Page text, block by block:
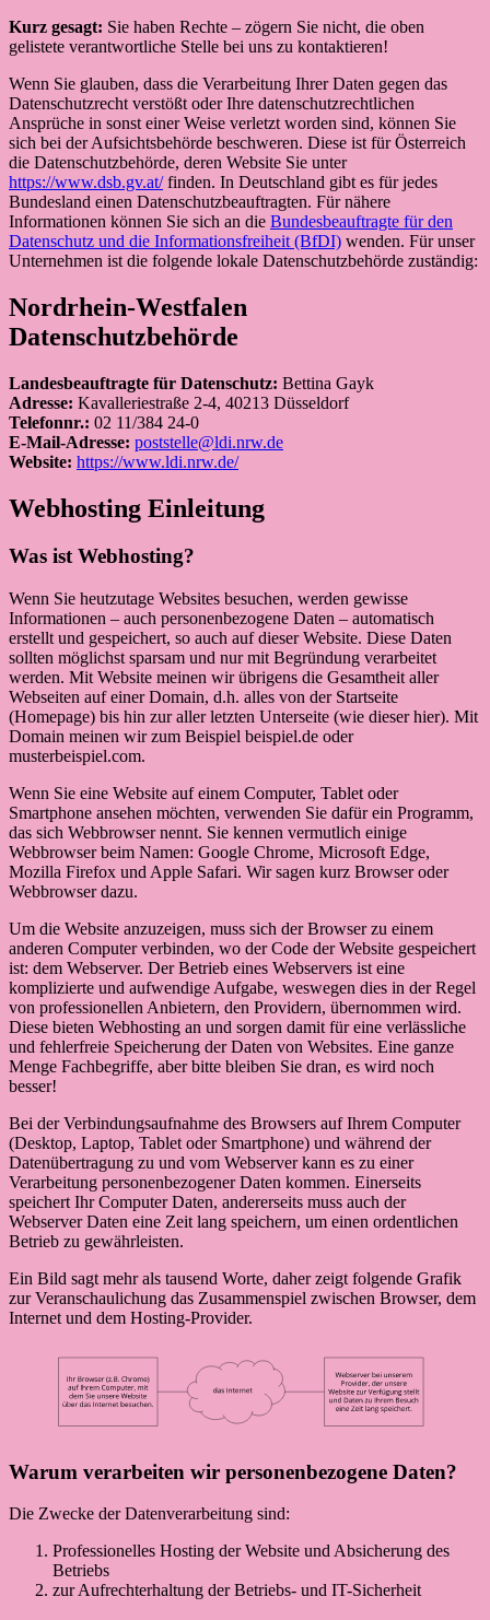
Kurz gesagt: Sie haben Rechte – zögern Sie nicht, die oben
gelistete verantwortliche Stelle bei uns zu kontaktieren!
Wenn Sie glauben, dass die Verarbeitung Ihrer Daten gegen das
Datenschutzrecht verstößt oder Ihre datenschutzrechtlichen
Ansprüche in sonst einer Weise verletzt worden sind, können Sie
sich bei der Aufsichtsbehörde beschweren. Diese ist für Österreich
die Datenschutzbehörde, deren Website Sie unter
https://www.dsb.gv.at/finden. In Deutschland gibt es für jedes
Bundesland einen Datenschutzbeauftragten. Für nähere
Informationen können Sie sich an die Bundesbeauftragte für den
Datenschutz und die Informationsfreiheit (BfDI) wenden. Für unser
Unternehmen ist die folgende lokale Datenschutzbehörde zuständig:
Nordrhein-Westfalen
Datenschutzbehörde
Landesbeauftragte für Datenschutz: Bettina Gayk
Adresse: Kavalleriestraße 2-4, 40213 Düsseldorf
Telefonnr.: 02 11/384 24-0
E-Mail-Adresse: poststelle@ldi.nrw.de
Website: https://www.ldi.nrw.de/
Webhosting Einleitung
Was ist Webhosting?
Wenn Sie heutzutage Websites besuchen, werden gewisse
Informationen – auch personenbezogene Daten – automatisch
erstellt und gespeichert, so auch auf dieser Website. Diese Daten
sollten möglichst sparsam und nur mit Begründung verarbeitet
werden. Mit Website meinen wir übrigens die Gesamtheit aller
Webseiten auf einer Domain, d.h. alles von der Startseite
(Homepage) bis hin zur aller letzten Unterseite (wie dieser hier). Mit
Domain meinen wir zum Beispiel beispiel.de oder
musterbeispiel.com.
Wenn Sie eine Website auf einem Computer, Tablet oder
Smartphone ansehen möchten, verwenden Sie dafür ein Programm,
das sich Webbrowser nennt. Sie kennen vermutlich einige
Webbrowser beim Namen: Google Chrome, Microsoft Edge,
Mozilla Firefox und Apple Safari. Wir sagen kurz Browser oder
Webbrowser dazu.
Um die Website anzuzeigen, muss sich der Browser zu einem
anderen Computer verbinden, wo der Code der Website gespeichert
ist: dem Webserver. Der Betrieb eines Webservers ist eine
komplizierte und aufwendige Aufgabe, weswegen dies in der Regel
von professionellen Anbietern, den Providern, übernommen wird.
Diese bieten Webhosting an und sorgen damit für eine verlässliche
und fehlerfreie Speicherung der Daten von Websites. Eine ganze
Menge Fachbegriffe, aber bitte bleiben Sie dran, es wird noch
besser!
Bei der Verbindungsaufnahme des Browsers auf Ihrem Computer
(Desktop, Laptop, Tablet oder Smartphone) und während der
Datenübertragung zu und vom Webserver kann es zu einer
Verarbeitung personenbezogener Daten kommen. Einerseits
speichert Ihr Computer Daten, andererseits muss auch der
Webserver Daten eine Zeit lang speichern, um einen ordentlichen
Betrieb zu gewährleisten.
Ein Bild sagt mehr als tausend Worte, daher zeigt folgende Grafik
zur Veranschaulichung das Zusammenspiel zwischen Browser, dem
Internet und dem Hosting-Provider.
Warum verarbeiten wir personenbezogene Daten?
Die Zwecke der Datenverarbeitung sind:
Professionelles Hosting der Website und Absicherung des
Betriebs
zur Aufrechterhaltung der Betriebs- und IT-Sicherheit